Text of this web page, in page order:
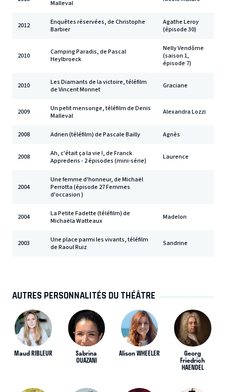
Malleval
2012
Enquêtes réservées, de Christophe
Barbier
Agathe Leroy
(épisode 30)
2010
Camping Paradis, de Pascal
Heylbroeck
Nelly Vendôme
(saison 1,
épisode 7)
2010
Les Diamants de la victoire, téléfilm
de Vincent Monnet
Graciane
2009
Un petit mensonge, téléfilm de Denis
Malleval
Alexandra Lozzi
2008 Adrien (téléfilm) de Pascale Bailly Agnès
2008
Ah, c'était ça la vie !, de Franck
Apprederis - 2 épisodes (mini-série)
Laurence
2004
Une femme d'honneur, de Michaël
Perrotta (épisode 27 Femmes
d'occasion )
2004
La Petite Fadette (téléfilm) de
Michaëla Watteaux
Madelon
2003
Une place parmi les vivants, téléfilm
de Raoul Ruiz
Sandrine
AUTRES PERSONNALITÉS DU THÉÂTRE
Maud RIBLEUR Sabrina
OUAZANI
Alison WHEELER Georg
Friedrich
HAENDEL